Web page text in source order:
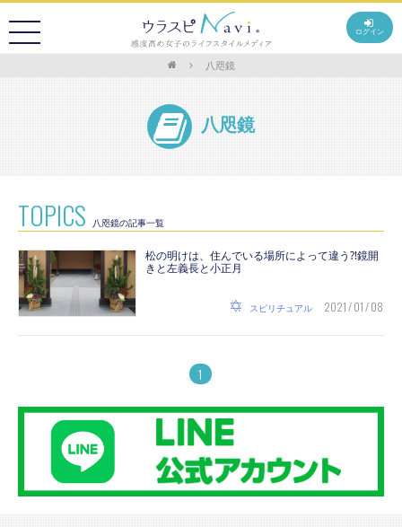
ログイン
八咫鏡
八咫鏡
TOPICS 八咫鏡の記事一覧
松の明けは、住んでいる場所によって違う⁈鏡開
きと左義長と小正月
スピリチュアル 2021 / 01 / 08
1